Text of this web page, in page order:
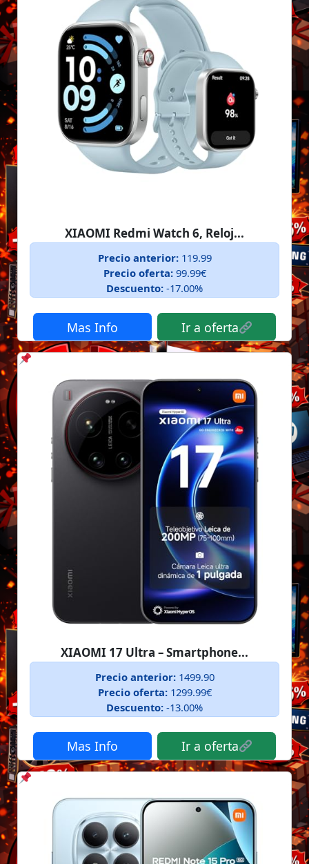
XIAOMI Redmi Watch 6, Reloj...
Precio anterior:119.99
Precio oferta:99.99€
Descuento: -17.00%
Mas Info Ir a oferta
XIAOMI 17 Ultra – Smartphone...
Precio anterior:1499.90
Precio oferta:1299.99€
Descuento: -13.00%
Mas Info Ir a oferta